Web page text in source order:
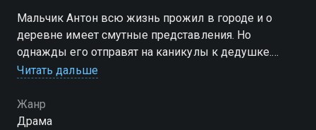
Мальчик Антон всю жизнь прожил в городе и о
деревне имеет смутные представления. Но
однажды его отправят на каникулы к дедушке.
Будут ссоры, непонимание, и только случай,
Читать дальше
Жанр
Драма